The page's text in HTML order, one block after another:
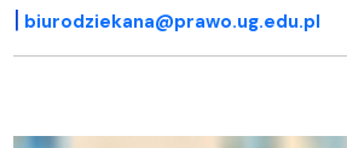
| biurodziekana@prawo.ug.edu.pl